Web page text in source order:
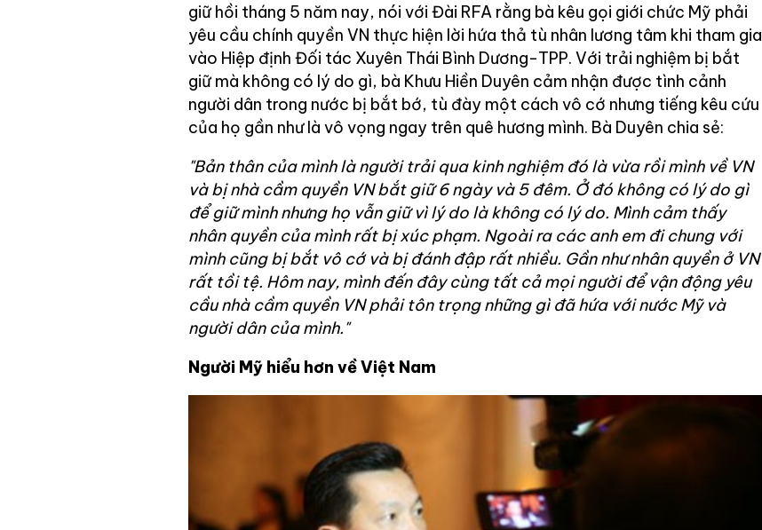
giữ hồi tháng 5 năm nay, nói với Đài RFA rằng bà kêu gọi giới chức Mỹ phải
yêu cầu chính quyền VN thực hiện lời hứa thả tù nhân lương tâm khi tham gia
vào Hiệp định Đối tác Xuyên Thái Bình Dương-TPP. Với trải nghiệm bị bắt
giữ mà không có lý do gì, bà Khưu Hiền Duyên cảm nhận được tình cảnh
người dân trong nước bị bắt bớ, tù đày một cách vô cớ nhưng tiếng kêu cứu
của họ gần như là vô vọng ngay trên quê hương mình. Bà Duyên chia sẻ:
"Bản thân của mình là người trải qua kinh nghiệm đó là vừa rồi mình về VN
và bị nhà cầm quyền VN bắt giữ 6 ngày và 5 đêm. Ở đó không có lý do gì
để giữ mình nhưng họ vẫn giữ vì lý do là không có lý do. Mình cảm thấy
nhân quyền của mình rất bị xúc phạm. Ngoài ra các anh em đi chung với
mình cũng bị bắt vô cớ và bị đánh đập rất nhiều. Gần như nhân quyền ở VN
rất tồi tệ. Hôm nay, mình đến đây cùng tất cả mọi người để vận động yêu
cầu nhà cầm quyền VN phải tôn trọng những gì đã hứa với nước Mỹ và
người dân của mình."
Người Mỹ hiểu hơn về Việt Nam